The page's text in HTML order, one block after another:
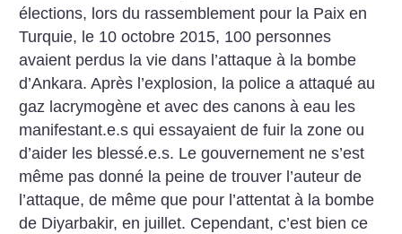
élections, lors du rassemblement pour la Paix en
Turquie, le 10 octobre 2015, 100 personnes
avaient perdus la vie dans l’attaque à la bombe
d’Ankara. Après l’explosion, la police a attaqué au
gaz lacrymogène et avec des canons à eau les
manifestant.e.s qui essayaient de fuir la zone ou
d’aider les blessé.e.s. Le gouvernement ne s’est
même pas donné la peine de trouver l’auteur de
l’attaque, de même que pour l’attentat à la bombe
de Diyarbakir, en juillet. Cependant, c’est bien ce